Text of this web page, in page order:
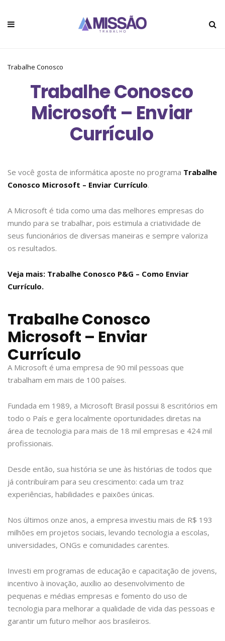
Trabalhe Conosco
Trabalhe Conosco
Microsoft – Enviar
Currículo
Se você gosta de informática aposte no programa Trabalhe
Conosco Microsoft – Enviar Currículo.
A Microsoft é tida como uma das melhores empresas do
mundo para se trabalhar, pois estimula a criatividade de
seus funcionários de diversas maneiras e sempre valoriza
os resultados.
Veja mais: Trabalhe Conosco P&G – Como Enviar
Currículo.
Trabalhe Conosco
Microsoft – Enviar
Currículo
A Microsoft é uma empresa de 90 mil pessoas que
trabalham em mais de 100 países.
Fundada em 1989, a Microsoft Brasil possui 8 escritórios em
todo o País e gera localmente oportunidades diretas na
área de tecnologia para mais de 18 mil empresas e 424 mil
profissionais.
Desde então, sua história se une às histórias de todos que
já contribuíram para seu crescimento: cada um traz
experiências, habilidades e paixões únicas.
Nos últimos onze anos, a empresa investiu mais de R$ 193
milhões em projetos sociais, levando tecnologia a escolas,
universidades, ONGs e comunidades carentes.
Investi em programas de educação e capacitação de jovens,
incentivo à inovação, auxílio ao desenvolvimento de
pequenas e médias empresas e fomento do uso de
tecnologia para melhorar a qualidade de vida das pessoas e
garantir um futuro melhor aos brasileiros.